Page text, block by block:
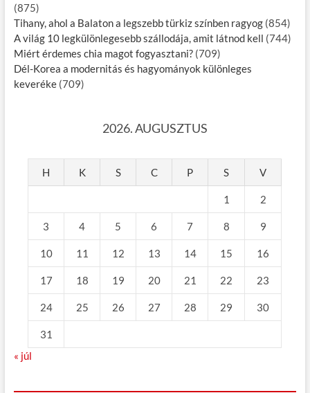
(875)
Tihany, ahol a Balaton a legszebb türkiz színben ragyog (854)
A világ 10 legkülönlegesebb szállodája, amit látnod kell (744)
Miért érdemes chia magot fogyasztani? (709)
Dél-Korea a modernitás és hagyományok különleges
keveréke (709)
2026. AUGUSZTUS
H K S C P S V
1 2
3 4 5 6 7 8 9
10 11 12 13 14 15 16
17 18 19 20 21 22 23
24 25 26 27 28 29 30
31
« júl